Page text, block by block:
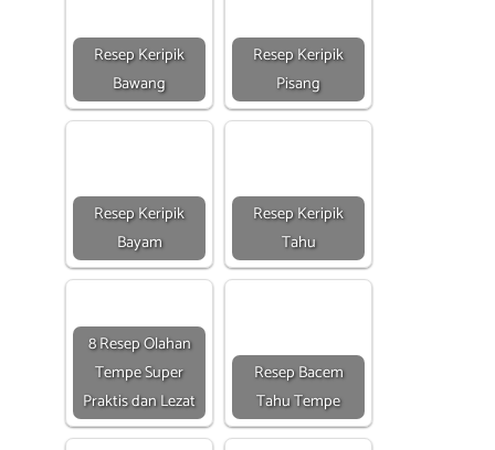
Resep Keripik
Bawang
Resep Keripik
Pisang
Resep Keripik
Bayam
Resep Keripik
Tahu
8 Resep Olahan
Tempe Super
Praktis dan Lezat
Resep Bacem
Tahu Tempe